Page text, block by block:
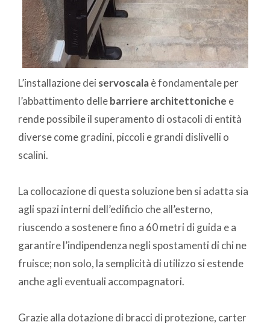
L’installazione dei servoscalaè fondamentale per
l’abbattimento dellebarriere architettoniche e
rende possibile il superamento di ostacoli di entità
diverse come gradini, piccoli e grandi dislivelli o
scalini.
La collocazione di questa soluzione ben si adatta sia
agli spazi interni dell’edificio che all’esterno,
riuscendo a sostenere fino a 60 metri di guida e a
garantire l’indipendenza negli spostamenti di chi ne
fruisce; non solo, la semplicità di utilizzo si estende
anche agli eventuali accompagnatori.
Grazie alla dotazione di bracci di protezione, carter